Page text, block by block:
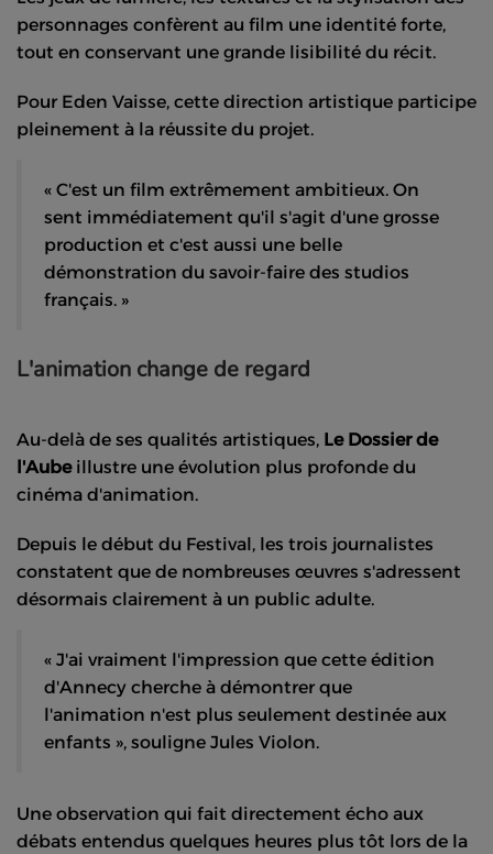
personnages confèrent au film une identité forte,
tout en conservant une grande lisibilité du récit.
Pour Eden Vaisse, cette direction artistique participe
pleinement à la réussite du projet.
« C'est un film extrêmement ambitieux. On
sent immédiatement qu'il s'agit d'une grosse
production et c'est aussi une belle
démonstration du savoir-faire des studios
français. »
L'animation change de regard
Au-delà de ses qualités artistiques, Le Dossier de
l'Aubeillustre une évolution plus profonde du
cinéma d'animation.
Depuis le début du Festival, les trois journalistes
constatent que de nombreuses œuvres s'adressent
désormais clairement à un public adulte.
« J'ai vraiment l'impression que cette édition
d'Annecy cherche à démontrer que
l'animation n'est plus seulement destinée aux
enfants », souligne Jules Violon.
Une observation qui fait directement écho aux
débats entendus quelques heures plus tôt lors de la